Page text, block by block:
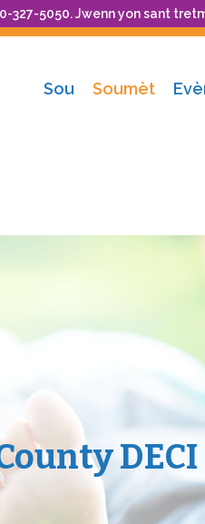
327-5050. Jwenn yon sant
Sou Soumèt
DECI